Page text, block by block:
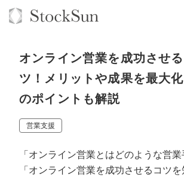
オーダーメイド支援
TOP
コンサルタント一覧
BPO支援
定額制Webマーケティング代行『マキト
ん』
オリジナルサービス
オンラインサロン
オンライン営業を成功させ
ツ！メリットや成果を最大
のポイントも解説
営業支援
「オンライン営業とはどのような営業
「オンライン営業を成功させるコツを